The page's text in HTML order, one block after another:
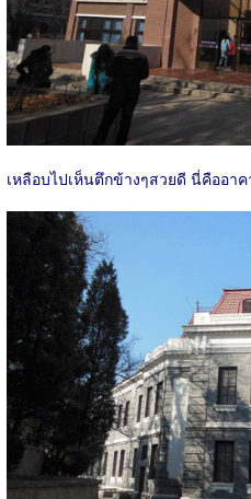
เหลือบไปเห็นตึกข้างๆสวยดี นี่คืออาค